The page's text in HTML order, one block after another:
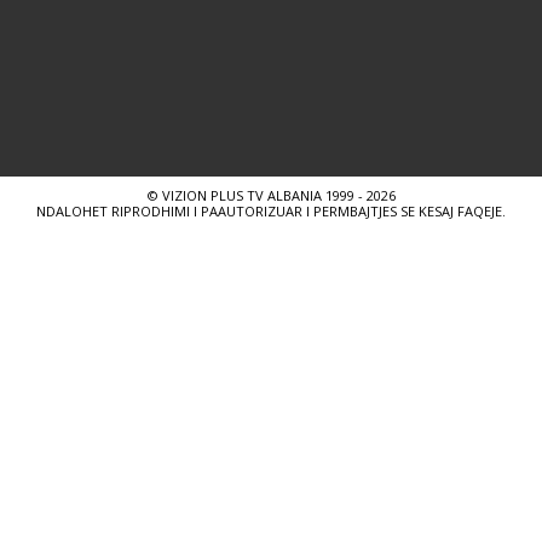
© VIZION PLUS TV ALBANIA 1999 - 2026
NDALOHET RIPRODHIMI I PAAUTORIZUAR I PERMBAJTJES SE KESAJ FAQEJE.